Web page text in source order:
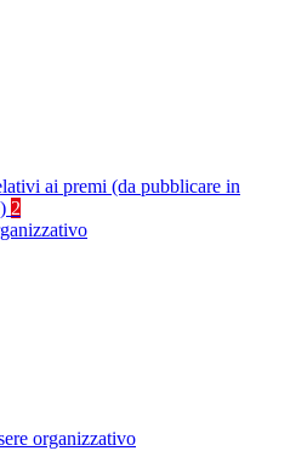
ai premi (da pubblicare in
2
organizzativo